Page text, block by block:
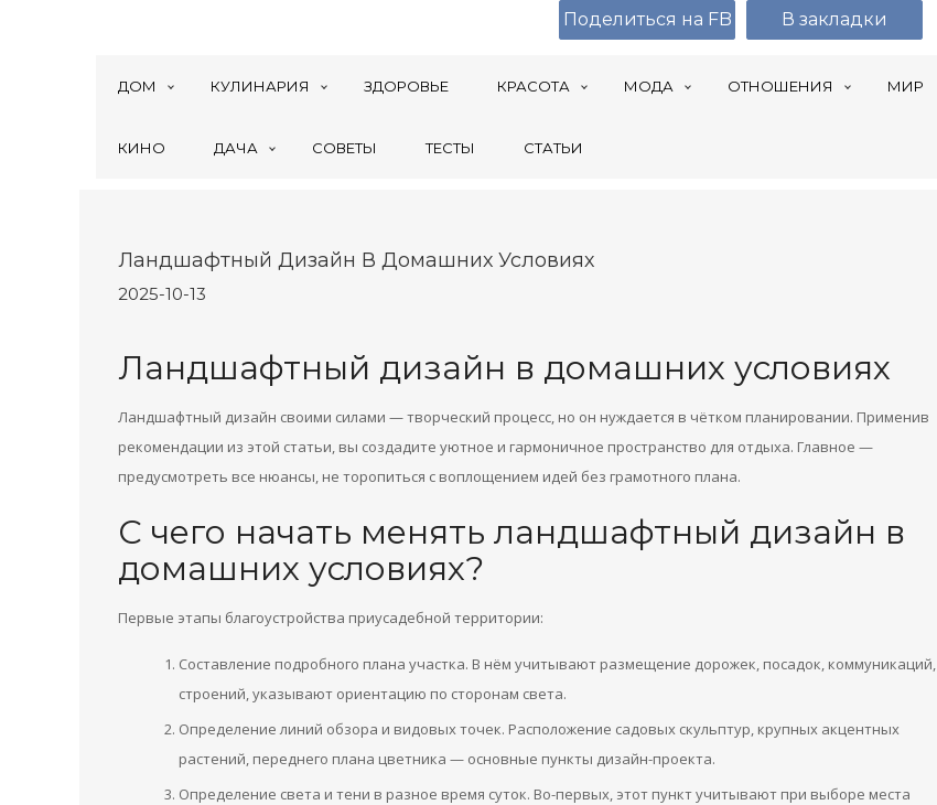
ДОМ КУЛИНАРИЯ ЗДОРОВЬЕ КРАСОТА МОДА ОТНОШЕНИЯ МИР
КИНО ДАЧА СОВЕТЫ ТЕСТЫ СТАТЬИ
Ландшафтный Дизайн В Домашних Условиях
2025-10-13
Ландшафтный дизайн в домашних условиях
Ландшафтный дизайн своими силами — творческий процесс, но он нуждается в чётком планировании. Применив
рекомендации из этой статьи, вы создадите уютное и гармоничное пространство для отдыха. Главное —
предусмотреть все нюансы, не торопиться с воплощением идей без грамотного плана.
С чего начать менять ландшафтный дизайн в
домашних условиях?
Первые этапы благоустройства приусадебной территории:
Составление подробного плана участка. В нём учитывают размещение дорожек, посадок, коммуникаций,
строений, указывают ориентацию по сторонам света.
Определение линий обзора и видовых точек. Расположение садовых скульптур, крупных акцентных
растений, переднего плана цветника — основные пункты дизайн-проекта.
Определение света и тени в разное время суток. Во-первых, этот пункт учитывают при выборе места
Поделиться на FB В закладки